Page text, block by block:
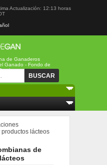
Actualización: 12:13 horas
de Ganaderos
búsqueda
Ganado - Fondo de
lácteos
de